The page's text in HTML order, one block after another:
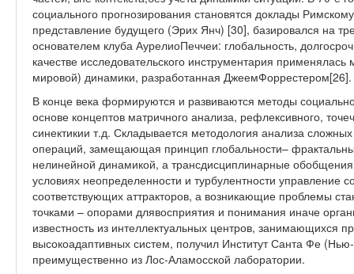
социального прогнозирования становятся доклады
представление будущего (Эрих Янч) [30], базировался на
основателем клуба АурелиоПеччеи: глобальность,
качестве исследовательского инструментария
мировой) динамики, разработанная ДжеемФоррестером[26].
В конце века формируются и развиваются методы
основе концептов матричного анализа, рефлексивного,
синектикии т.д. Складывается методология анализа
операций, замещающая принцип глобальности–
нелинейной динамикой, а трансдисциплинарные
условиях неопределенности и турбулентности управление
соответствующих аттракторов, а возникающие проблемы
точками – опорами длявосприятия и понимания иначе
известность из интеллектуальных центров, занимающихся
высокоадаптивных систем, получил Институт Санта Фе
преимущественно из Лос-Аламосской лаборатории.